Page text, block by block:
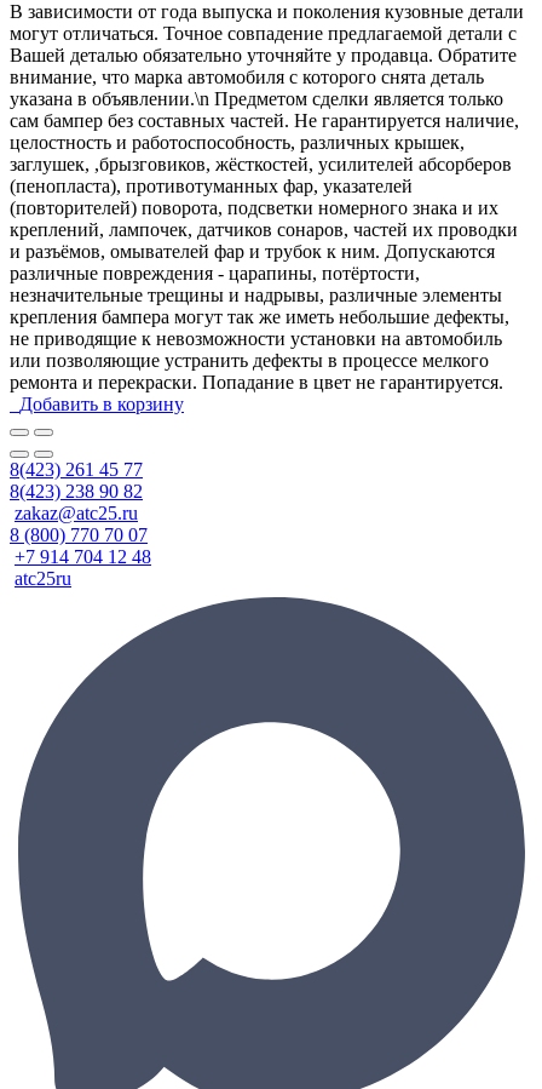
В зависимости от года выпуска и поколения кузовные детали
могут отличаться. Точное совпадение предлагаемой детали с
Вашей деталью обязательно уточняйте у продавца. Обратите
внимание, что марка автомобиля с которого снята деталь
указана в объявлении.\n Предметом сделки является только
сам бампер без составных частей. Не гарантируется наличие,
целостность и работоспособность, различных крышек,
заглушек, ,брызговиков, жёсткостей, усилителей абсорберов
(пенопласта), противотуманных фар, указателей
(повторителей) поворота, подсветки номерного знака и их
креплений, лампочек, датчиков сонаров, частей их проводки
и разъёмов, омывателей фар и трубок к ним. Допускаются
различные повреждения - царапины, потёртости,
незначительные трещины и надрывы, различные элементы
крепления бампера могут так же иметь небольшие дефекты,
не приводящие к невозможности установки на автомобиль
или позволяющие устранить дефекты в процессе мелкого
ремонта и перекраски. Попадание в цвет не гарантируется.
Добавить в корзину
8(423) 261 45 77
8(423) 238 90 82
zakaz@atc25.ru
8 (800) 770 70 07
+7 914 704 12 48
atc25ru